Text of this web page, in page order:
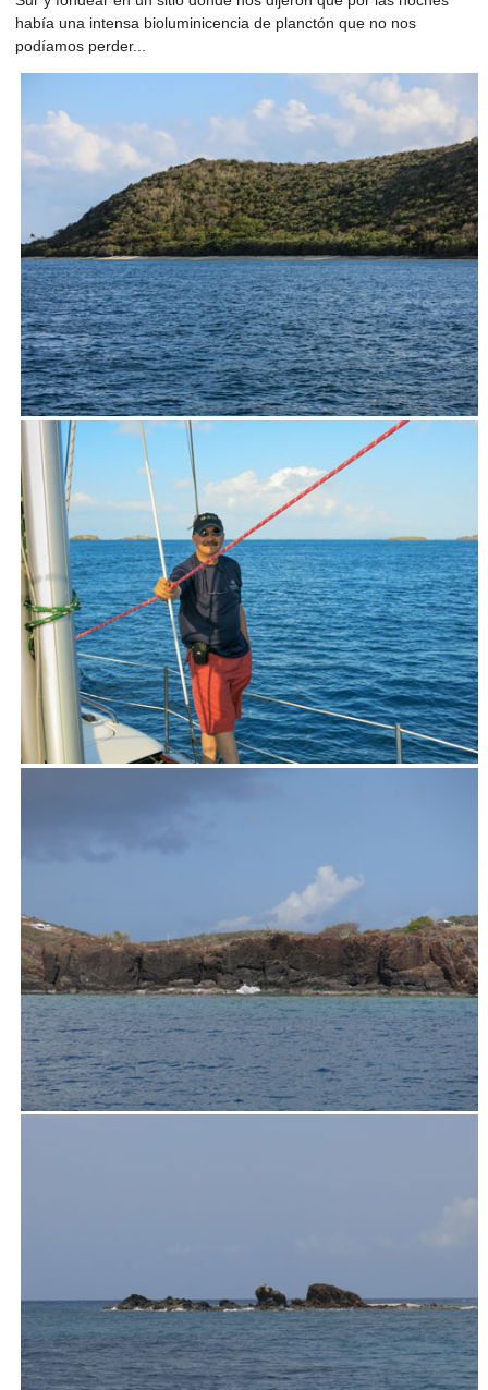
había una intensa bioluminicencia de planctón que no nos
podíamos perder...